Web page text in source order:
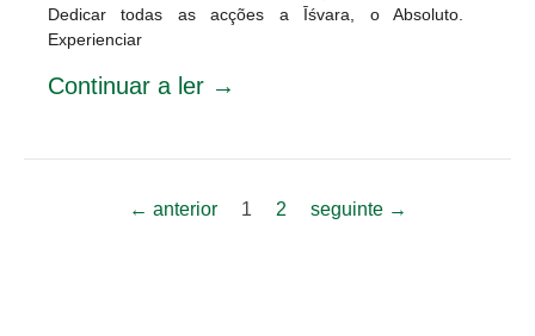
Dedicar todas as acções a Īśvara, o Absoluto.
Experienciar
Continuar a ler →
← anterior 1 2 seguinte →